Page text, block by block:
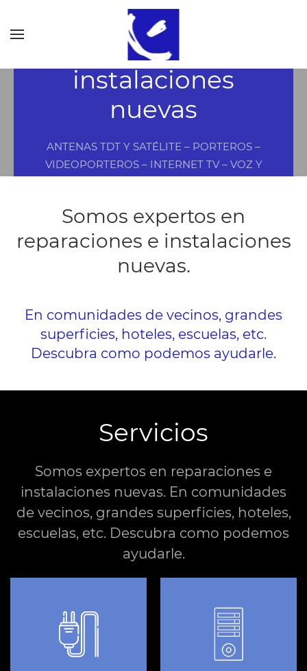
Reparaciones e
instalaciones
nuevas
ANTENAS TDT Y SATÉLITE – PORTEROS –
VIDEOPORTEROS – INTERNET TV – VOZ Y
Somos expertos en
reparaciones e instalaciones
nuevas.
En comunidades de vecinos, grandes
superficies, hoteles, escuelas, etc.
Descubra como podemos ayudarle.
Servicios
Somos expertos en reparaciones e
instalaciones nuevas. En comunidades
de vecinos, grandes superficies, hoteles,
escuelas, etc. Descubra como podemos
ayudarle.